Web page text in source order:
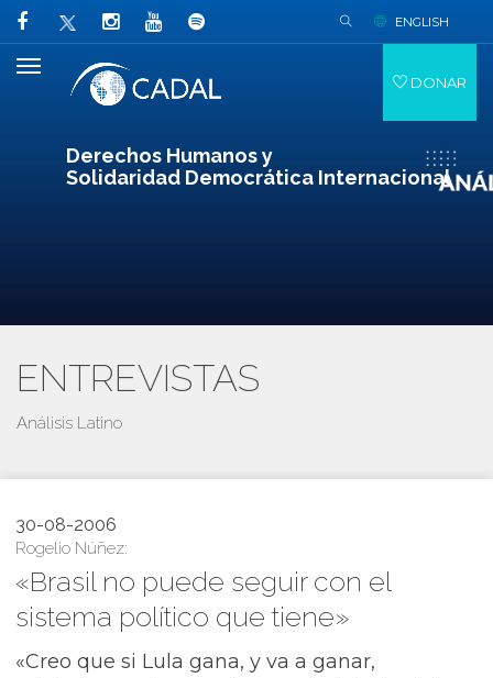
Derechos Humanos y
Solidaridad Democrática Internacional
ENGLISH
DONAR
ENTREVISTAS
Análisis Latino
30-08-2006
Rogelio Núñez:
«Brasil no puede seguir con el
sistema político que tiene»
«Creo que si Lula gana, y va a ganar,